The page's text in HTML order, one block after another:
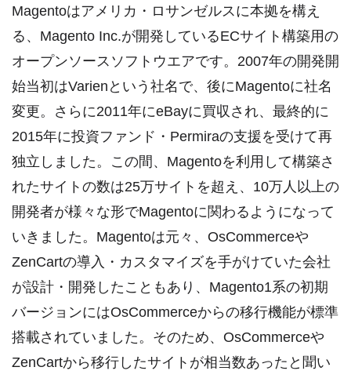
Magentoはアメリカ・ロサンゼルスに本拠を構え
る、Magento Inc.が開発しているECサイト構築用の
オープンソースソフトウエアです。2007年の開発開
始当初はVarienという社名で、後にMagentoに社名
変更。さらに2011年にeBayに買収され、最終的に
2015年に投資ファンド・Permiraの支援を受けて再
独立しました。この間、Magentoを利用して構築さ
れたサイトの数は25万サイトを超え、10万人以上の
開発者が様々な形でMagentoに関わるようになって
いきました。Magentoは元々、OsCommerceや
ZenCartの導入・カスタマイズを手がけていた会社
が設計・開発したこともあり、Magento1系の初期
バージョンにはOsCommerceからの移行機能が標準
搭載されていました。そのため、OsCommerceや
ZenCartから移行したサイトが相当数あったと聞い